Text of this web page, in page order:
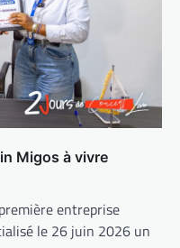
Migos à vivre
entreprise
le 26 juin 2026 un